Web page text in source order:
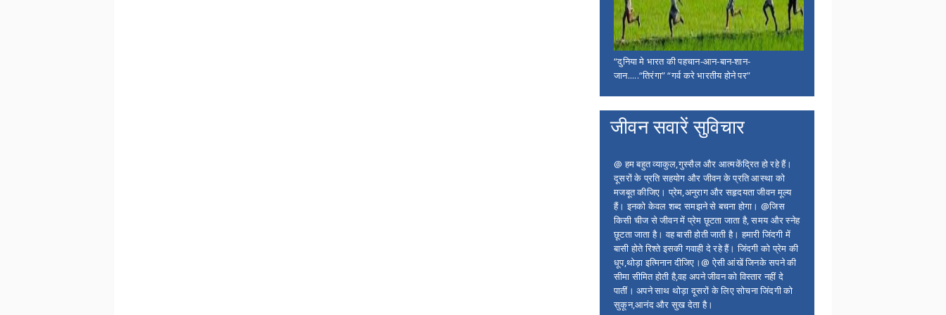
“दुनिया मे भारत की पहचान-आन-बान-शान-
जान.....“तिरंगा” “गर्व करे भारतीय होने पर”
जीवन सवारें सुविचार
@ हम बहुत व्याकुल,गुस्सैल और आत्मकेंद्रित हो रहे हैं।
दूसरों के प्रति सहयोग और जीवन के प्रति आस्था को
मजबूत कीजिए। प्रेम,अनुराग और सहृदयता जीवन मूल्य
हैं। इनको केवल शब्द समझने से बचना होगा। @जिस
किसी चीज से जीवन में प्रेम छूटता जाता है, समय और स्नेह
छूटता जाता है। वह बासी होती जाती है। हमारी जिंदगी में
बासी होते रिश्ते इसकी गवाही दे रहे हैं। जिंदगी को प्रेम की
धूप,थोड़ा इत्मिनान दीजिए।@ ऐसी आंखें जिनके सपने की
सीमा सीमित होती है,वह अपने जीवन को विस्तार नहीं दे
पातीं। अपने साथ थोड़ा दूसरों के लिए सोचना जिंदगी को
सुकून,आनंद और सुख देता है।